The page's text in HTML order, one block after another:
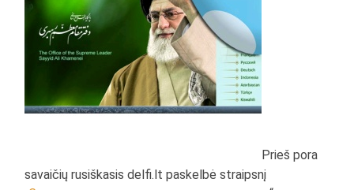
Prieš pora
savaičių rusiškasis delfi.lt paskelbė straipsnį